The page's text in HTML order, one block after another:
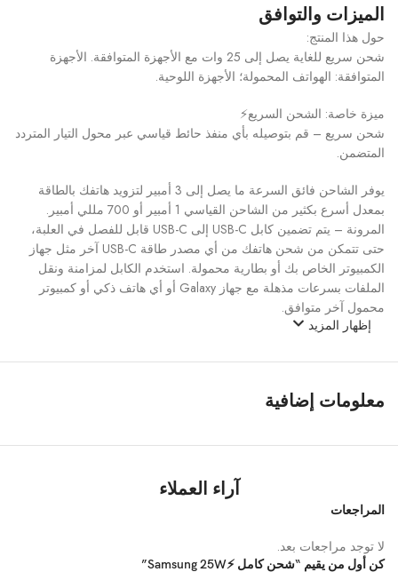
الميزات والتوافق
حول هذا المنتج:
شحن سريع للغاية يصل إلى 25 وات مع الأجهزة المتوافقة. الأجهزة
المتوافقة: الهواتف المحمولة؛ الأجهزة اللوحية.
ميزة خاصة: الشحن السريع⚡
شحن سريع – قم بتوصيله بأي منفذ حائط قياسي عبر محول التيار المتردد
المتضمن.
يوفر الشاحن فائق السرعة ما يصل إلى 3 أمبير لتزويد هاتفك بالطاقة
بمعدل أسرع بكثير من الشاحن القياسي 1 أمبير أو 700 مللي أمبير.
المرونة – يتم تضمين كابل USB-C إلى USB-C قابل للفصل في العلبة،
حتى تتمكن من شحن هاتفك من أي مصدر طاقة USB-C آخر مثل جهاز
الكمبيوتر الخاص بك أو بطارية محمولة. استخدم الكابل لمزامنة ونقل
الملفات بسرعات مذهلة مع جهاز Galaxy أو أي هاتف ذكي أو كمبيوتر
محمول آخر متوافق.
إظهار المزيد
معلومات إضافية
آراء العملاء
المراجعات
لا توجد مراجعات بعد.
كن أول من يقيم “شحن كامل ⚡Samsung 25W”